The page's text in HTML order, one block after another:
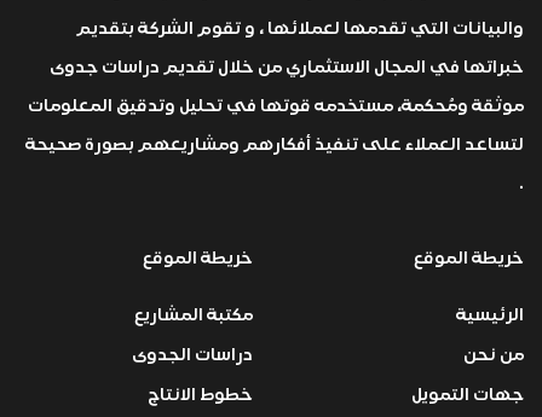
والبيانات التي تقدمها لعملائها ، و تقوم الشركة بتقديم
خبراتها في المجال الاستثماري من خلال تقديم دراسات جدوى
موثقة ومُحكمة، مستخدمه قوتها في تحليل وتدقيق المعلومات
لتساعد العملاء على تنفيذ أفكارهم ومشاريعهم بصورة صحيحة
.
خريطة الموقع
الرئيسية
من نحن
جهات التمويل
خريطة الموقع
مكتبة المشاريع
دراسات الجدوى
خطوط الانتاج